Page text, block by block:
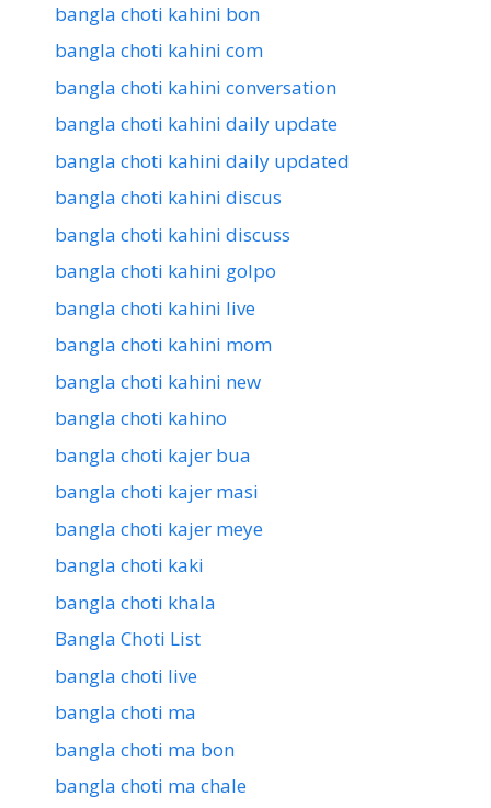
bangla choti kahini bon
bangla choti kahini com
bangla choti kahini conversation
bangla choti kahini daily update
bangla choti kahini daily updated
bangla choti kahini discus
bangla choti kahini discuss
bangla choti kahini golpo
bangla choti kahini live
bangla choti kahini mom
bangla choti kahini new
bangla choti kahino
bangla choti kajer bua
bangla choti kajer masi
bangla choti kajer meye
bangla choti kaki
bangla choti khala
Bangla Choti List
bangla choti live
bangla choti ma
bangla choti ma bon
bangla choti ma chale